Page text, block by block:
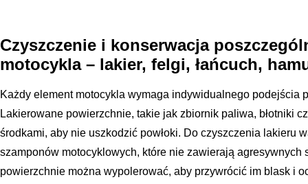
Czyszczenie i konserwacja
motocykla – lakier, felgi, łańcuch,
Każdy element motocykla wymaga indywidualnego podejścia
Lakierowane powierzchnie, takie jak zbiornik paliwa, błotniki
środkami, aby nie uszkodzić powłoki. Do czyszczenia lakieru
szamponów motocyklowych, które nie zawierają agresywnych
powierzchnie można wypolerować, aby przywrócić im blask i